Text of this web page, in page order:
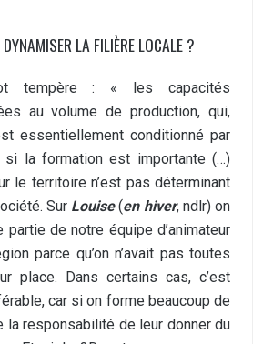
LA FILIÈRE LOCALE ?
tempère : « les capacités
au volume de production, qui,
essentiellement conditionné par
si la formation est importante (…)
le territoire n’est pas déterminant
Sur Louise(en hiver, ndlr) on
de notre équipe d’animateur
parce qu’on n’avait pas toutes
place. Dans certains cas, c’est
car si on forme beaucoup de
la responsabilité de leur donner du